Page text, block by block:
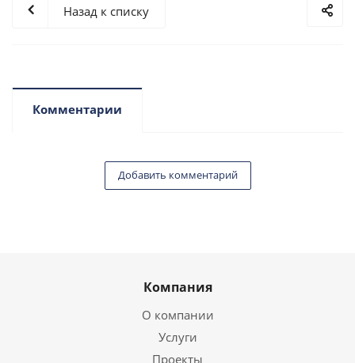
Назад к списку
Комментарии
Добавить комментарий
Компания
О компании
Услуги
Проекты